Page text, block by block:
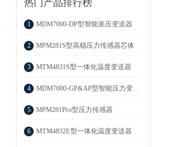
热门产品排行榜
1 MDM7000-DP型智能差压变送器
2 MPM281S型高稳压力传感器芯体
3 MTM4831S型一体化温度变送器
4 MDM7000-GP&AP型智能压力变送器
5 MPM281Pro型压力传感器
6 MTM4832E型一体化温度变送器